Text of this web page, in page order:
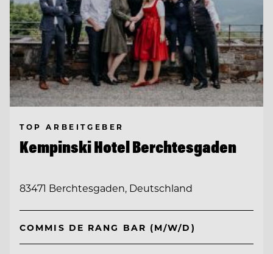
TOP ARBEITGEBER
Kempinski Hotel Berchtesgaden
83471 Berchtesgaden, Deutschland
COMMIS DE RANG BAR (M/W/D)